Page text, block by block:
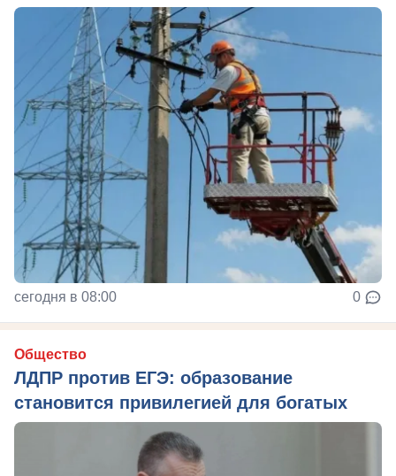
сегодня в 08:00 0
Общество
ЛДПР против ЕГЭ: образование
становится привилегией для богатых